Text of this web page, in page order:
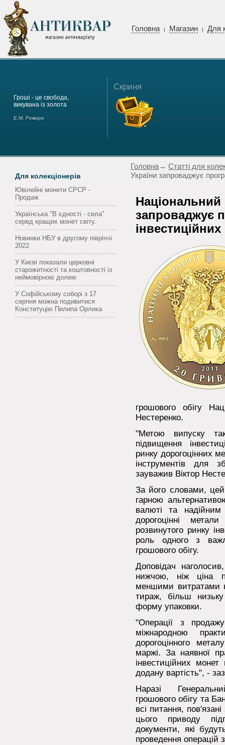
Головна | Магазин | Для
Гроші - це свобода,
викувана із золота
Е.М. Ремарк
Скриня
Для колекціонерів
Ювілейні монети СРСР -
Продаж
Українська "В єдності - сила"
серед кращих монет світу.
Новинки НБУ в другому півріччі
2022
У Києві показали церковні
старожитності та коштовності із
неймовірною долею
У Софійському соборі з 17
серпня можна подивитися
Конституцію Пилипа Орлика
Головна→ Статті для
України запроваджує
Національний
запроваджує
грошового обігу
Нестеренко.
"Метою випуску
підвищення
ринку дорогоцінних
інструментів для
зауважив Віктор
За його словами, цей
гарною
валюті та
дорогоцінні
розвинутого ринку
роль одного з
грошового обігу.
Доповідач
нижчою, ніж ціна
меншими витратами
тираж, більш
форму упаковки.
"Операції з
міжнародною
дорогоцінного
маржі. За наявної
інвестиційних
додану вартість", -
Наразі
грошового обігу та
всі питання,
цього приводу
документи, які
проведення операцій